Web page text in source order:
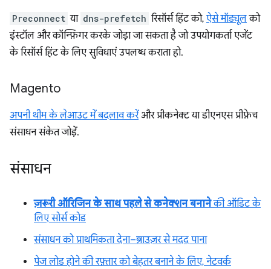
Preconnect या dns-prefetch रिसॉर्स हिंट को, ऐसे मॉड्यूलको
इंस्टॉल और कॉन्फ़िगर करके जोड़ा जा सकता है जो उपयोगकर्ता एजेंट
के रिसॉर्स हिंट के लिए सुविधाएं उपलब्ध कराता हो.
Magento
अपनी थीम के लेआउट में बदलाव करेंऔर प्रीकनेक्ट या डीएनएस प्रीफ़ेच
संसाधन संकेत जोड़ें.
संसाधन
ज़रूरी ऑरिजिन के साथ पहले से कनेक्शन बनानेकी ऑडिट के
लिए सोर्स कोड
संसाधन को प्राथमिकता देना–ब्राउज़र से मदद पाना
पेज लोड होने की रफ़्तार को बेहतर बनाने के लिए, नेटवर्क